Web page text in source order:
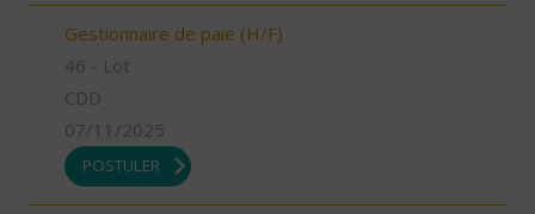
Gestionnaire de paie (H/F)
46 - Lot
CDD
07/11/2025
POSTULER